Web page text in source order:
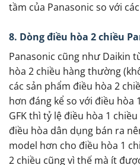
tầm của Panasonic so với
8. Dòng điều hòa 2 chiều
Panasonic cũng như Daikin
hòa 2 chiều hàng thường
các sản phẩm điều hòa 2
hơn đáng kể so với điều hòa
GFK thì tỷ lệ điều hòa 1
điều hòa dân dụng bán ra
model hơn cho điều hòa 1
2 chiều cũng vì thế mà ít